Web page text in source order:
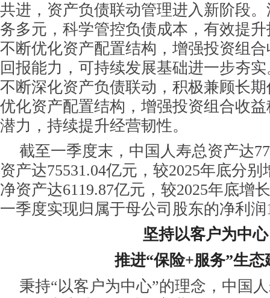
共进，资产负债联动管理进入新阶段
务多元，科学管控负债成本，有效提
不断优化资产配置结构，增强投资组
回报能力，可持续发展基础进一步夯
不断深化资产负债联动，积极兼顾长
优化资产配置结构，增强投资组合收
潜力，持续提升经营韧性。
截至一季度末，中国人寿总资产达
资产达75531.04亿元，较2025年底分别
净资产达6119.87亿元，较2025年底增
一季度实现归属于母公司股东的净利润
坚持以客户为中心
推进“保险+服务”生态
秉持“以客户为中心”的理念，中国